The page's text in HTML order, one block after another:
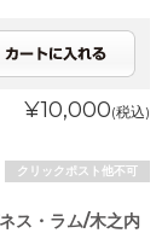
¥10,000(税込)
クリックポスト他不可
ス・ラム/木之内